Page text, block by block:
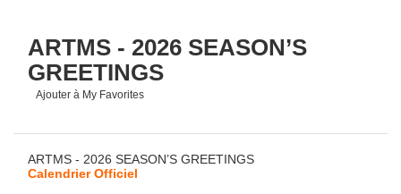
ARTMS - 2026 SEASON’S
GREETINGS
Ajouter à My Favorites
ARTMS - 2026 SEASON’S GREETINGS
Calendrier Officiel